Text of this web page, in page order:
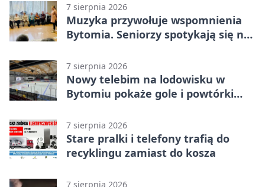
7 sierpnia 2026
Muzyka przywołuje wspomnienia
Bytomia. Seniorzy spotykają się na
7 sierpnia 2026
Nowy telebim na lodowisku w
Bytomiu pokaże gole i powtórki
7 sierpnia 2026
Stare pralki i telefony trafią do
recyklingu zamiast do kosza
7 sierpnia 2026